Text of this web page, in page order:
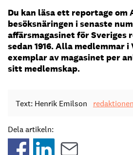
Du kan läsa ett reportage om
besöksnäringen i senaste
affärsmagasinet för Sveriges
sedan 1916. Alla medlemmar
exemplar av magasinet per
sitt medlemskap.
Text: Henrik Emilson
Dela artikeln: